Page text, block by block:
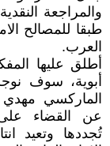
والمراجعة
طبقا للمصالح
العرب.
أطلق عليها
أبوية، سوف
الماركسي مهدي
عن القضاء على
تُجددها وتعيد